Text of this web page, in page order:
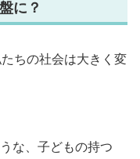
に？
ちの社会は大きく変
な、子どもの持つ